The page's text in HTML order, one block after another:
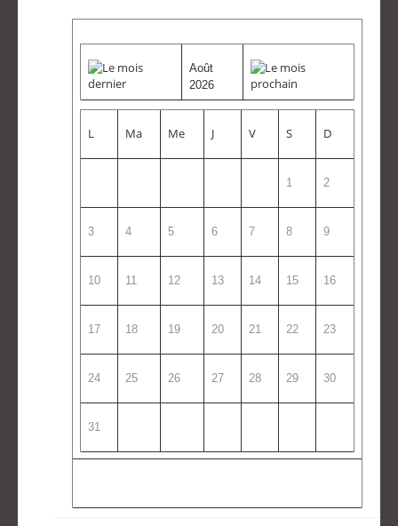
Août
2026
L Ma Me J V S D
1 2
3 4 5 6 7 8 9
10 11 12 13 14 15 16
17 18 19 20 21 22 23
24 25 26 27 28 29 30
31